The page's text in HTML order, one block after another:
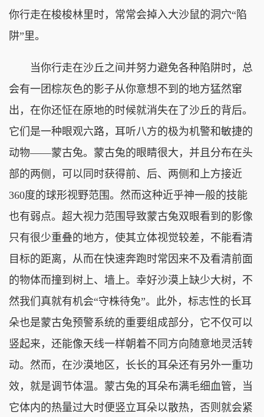
你行走在梭梭林里时，常常会掉入大沙鼠的洞穴“陷
阱”里。
当你行走在沙丘之间并努力避免各种陷阱时，总
会有一团棕灰色的影子从你意想不到的地方猛然窜
出，在你还怔在原地的时候就消失在了沙丘的背后。
它们是一种眼观六路，耳听八方的极为机警和敏捷的
动物——蒙古兔。蒙古兔的眼睛很大，并且分布在头
部的两侧，可以同时获得前、后、两侧和上方接近
360度的球形视野范围。然而这种近乎神一般的技能
也有弱点。超大视力范围导致蒙古兔双眼看到的影像
只有很少重叠的地方，使其立体视觉较差，不能看清
目标的距离，从而在快速奔跑时常因来不及看清前面
的物体而撞到树上、墙上。幸好沙漠上缺少大树，不
然我们真就有机会“守株待兔”。此外，标志性的长耳
朵也是蒙古兔预警系统的重要组成部分，它不仅可以
竖起来，还能像天线一样朝着不同方向随意地灵活转
动。然而，在沙漠地区，长长的耳朵还有另外一重功
效，就是调节体温。蒙古兔的耳朵布满毛细血管，当
它体内的热量过大时便竖立耳朵以散热，否则就会紧